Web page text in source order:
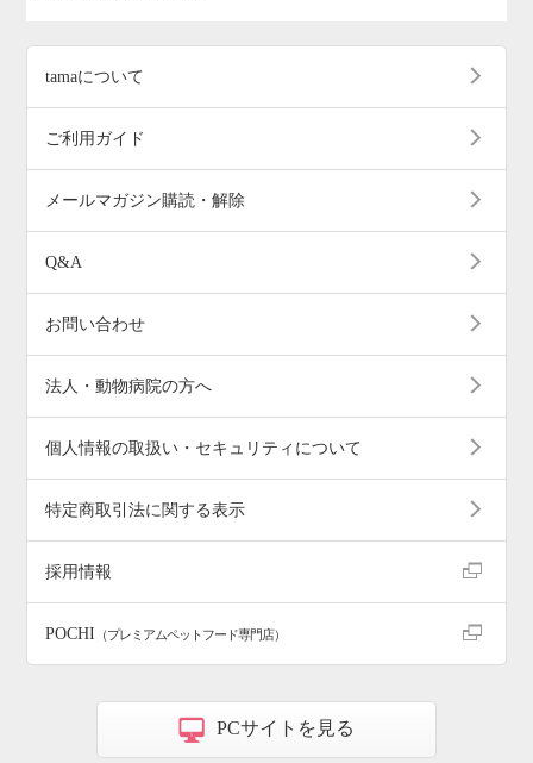
tamaについて
ご利用ガイド
メールマガジン購読・解除
Q&A
お問い合わせ
法人・動物病院の方へ
個人情報の取扱い・セキュリティについて
特定商取引法に関する表示
採用情報
POCHI （プレミアムペットフード専門店）
PCサイトを見る